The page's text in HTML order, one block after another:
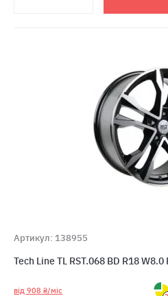
Артикул: 138955
Tech Line TL RST.068 BD R18
від 908 ₴/міс